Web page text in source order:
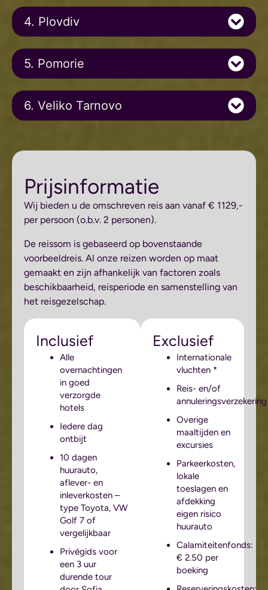
4. Plovdiv
5. Pomorie
6. Veliko Tarnovo
Prijsinformatie
Wij bieden u de omschreven reis aan vanaf € 1129,-
per persoon (o.b.v. 2 personen).
De reissom is gebaseerd op bovenstaande
voorbeeldreis. Al onze reizen worden op maat
gemaakt en zijn afhankelijk van factoren zoals
beschikbaarheid, reisperiode en samenstelling van
het reisgezelschap.
Inclusief
Alle
overnachtingen
in goed
verzorgde
hotels
Iedere dag
ontbijt
10 dagen
huurauto,
aflever- en
inleverkosten –
type Toyota, VW
Golf 7 of
vergelijkbaar
Privégids voor
een 3 uur
durende tour
Exclusief
Internationale
vluchten *
Reis- en/of
annuleringsverzekering
Overige
maaltijden en
excursies
Parkeerkosten,
lokale
toeslagen en
afdekking
eigen risico
huurauto
Calamiteitenfonds:
€ 2.50 per
boeking